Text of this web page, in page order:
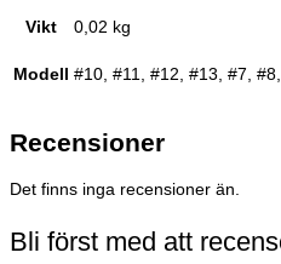
Vikt 0,02 kg
Modell #10, #11, #12, #13, #7,
Recensioner
Det finns inga recensioner än.
Bli först med att